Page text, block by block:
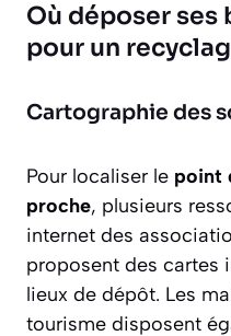
Où déposer ses
pour un
Cartographie des
Pour localiser le point
proche, plusieurs
internet des
proposent des cartes
lieux de dépôt. Les
tourisme disposent